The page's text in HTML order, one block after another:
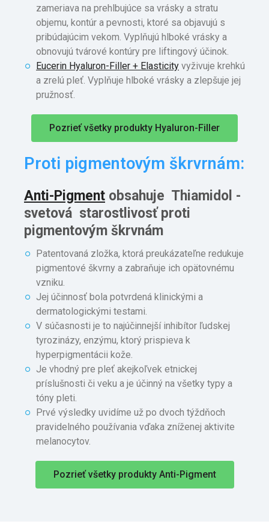
zameriava na prehlbujúce sa vrásky a stratu
objemu, kontúr a pevnosti, ktoré sa objavujú s
pribúdajúcim vekom. Vyplňujú hlboké vrásky a
obnovujú tvárové kontúry pre liftingový účinok.
Eucerin Hyaluron-Filler + Elasticity vyživuje krehkú
a zrelú pleť. Vyplňuje hlboké vrásky a zlepšuje jej
pružnosť.
Pozrieť všetky produkty Hyaluron-Filler
Proti pigmentovým škrvrnám:
Anti-Pigment obsahuje Thiamidol -
svetová starostlivosť proti
pigmentovým škrvnám
Patentovaná zložka, ktorá preukázateľne redukuje
pigmentové škvrny a zabraňuje ich opätovnému
vzniku.
Jej účinnosť bola potvrdená klinickými a
dermatologickými testami.
V súčasnosti je to najúčinnejší inhibítor ľudskej
tyrozinázy, enzýmu, ktorý prispieva k
hyperpigmentácii kože.
Je vhodný pre pleť akejkoľvek etnickej
príslušnosti či veku a je účinný na všetky typy a
tóny pleti.
Prvé výsledky uvidíme už po dvoch týždňoch
pravidelného používania vďaka zníženej aktivite
melanocytov.
Pozrieť všetky produkty Anti-Pigment